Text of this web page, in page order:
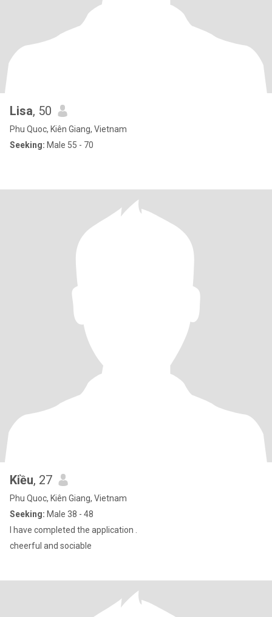
Lisa, 50
Phu Quoc, Kiên Giang, Vietnam
Seeking: Male 55 - 70
Kiều, 27
Phu Quoc, Kiên Giang, Vietnam
Seeking: Male 38 - 48
I have completed the application .
cheerful and sociable ​